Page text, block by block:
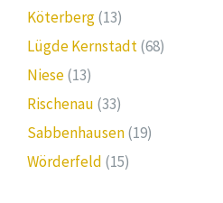
Köterberg(13)
Lügde Kernstadt(68)
Niese(13)
Rischenau (33)
Sabbenhausen(19)
Wörderfeld (15)